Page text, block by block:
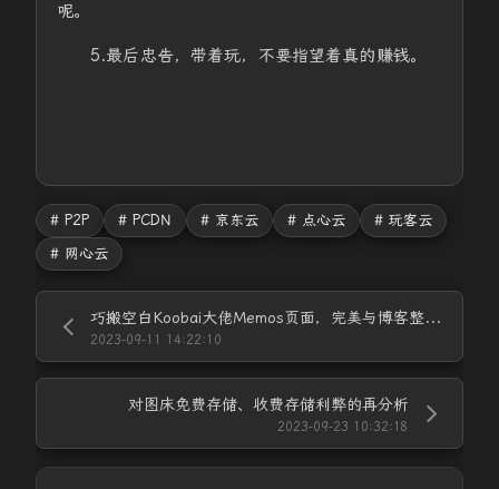
呢。
5.最后忠告，带着玩，不要指望着真的赚钱。
# P2P # PCDN # 京东云 # 点心云
# 玩客云
# 网心云
巧搬空白Koobai大佬Memos页面，完美与博客整合。
2023-09-11 14:22:10
对图床免费存储、收费存储利弊的再分析
2023-09-23 10:32:18